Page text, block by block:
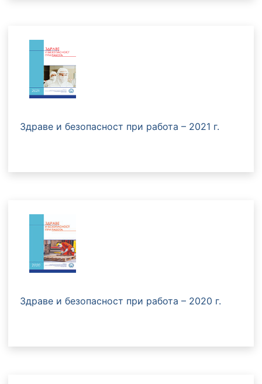
Здраве и безопасност при работа – 2021 г.
Здраве и безопасност при работа – 2020 г.